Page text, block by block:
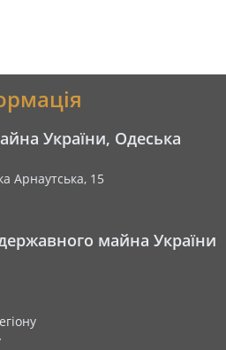
України, Одеська
Арнаутська, 15
майна України